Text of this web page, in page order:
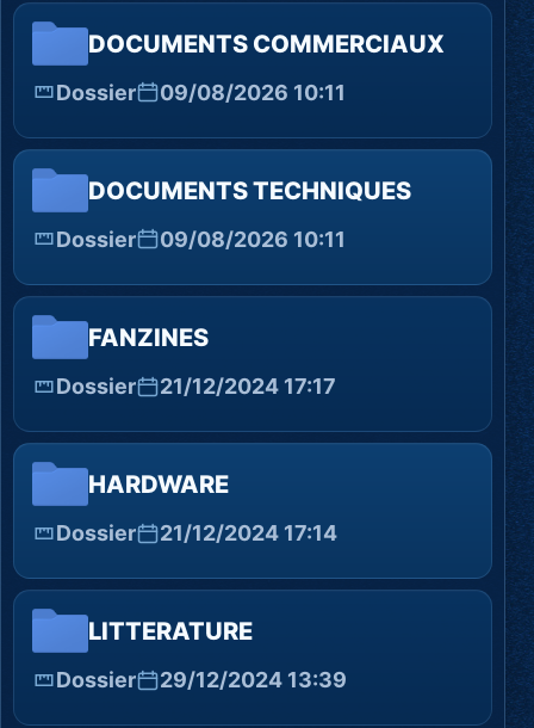
DOCUMENTS COMMERCIAUX
Dossier 09/08/2026 10:11
DOCUMENTS TECHNIQUES
Dossier 09/08/2026 10:11
FANZINES
Dossier 21/12/2024 17:17
HARDWARE
Dossier 21/12/2024 17:14
LITTERATURE
Dossier 29/12/2024 13:39